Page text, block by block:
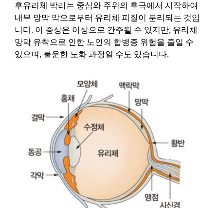
후유리체 박리는 중심와 주위의 후극에서 시작하여
내부 망막 막으로부터 유리체 피질이 분리되는 것입
니다. 이 증상은 이상으로 간주될 수 있지만, 유리체
망막 유착으로 인한 노인의 합병증 위험을 줄일 수
있으며, 불운한 노화 과정일 수도 있습니다.